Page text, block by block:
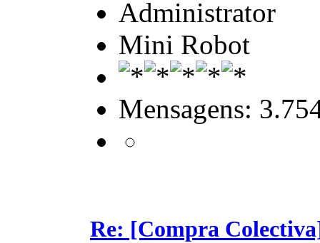
Administrator
Mini Robot
Mensagens:
Re: [Compra